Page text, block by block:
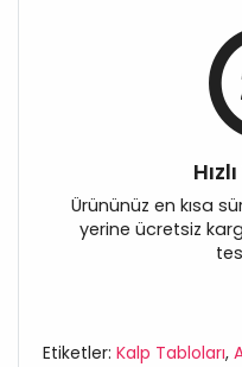
Ürününüz en kısa
yerine ücretsiz
Etiketler: Kalp Tabloları,